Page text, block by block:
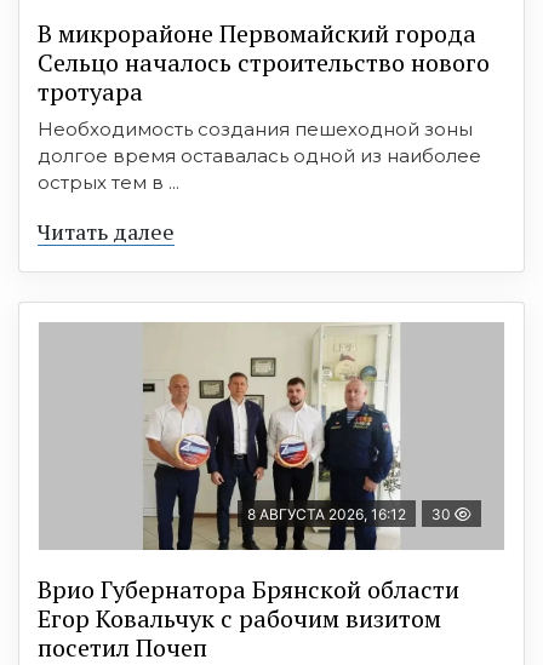
В микрорайоне Первомайский города
Сельцо началось строительство нового
тротуара
Необходимость создания пешеходной зоны
долгое время оставалась одной из наиболее
острых тем в ...
Читать далее
8 АВГУСТА 2026, 16:12 30
Врио Губернатора Брянской области
Егор Ковальчук с рабочим визитом
посетил Почеп